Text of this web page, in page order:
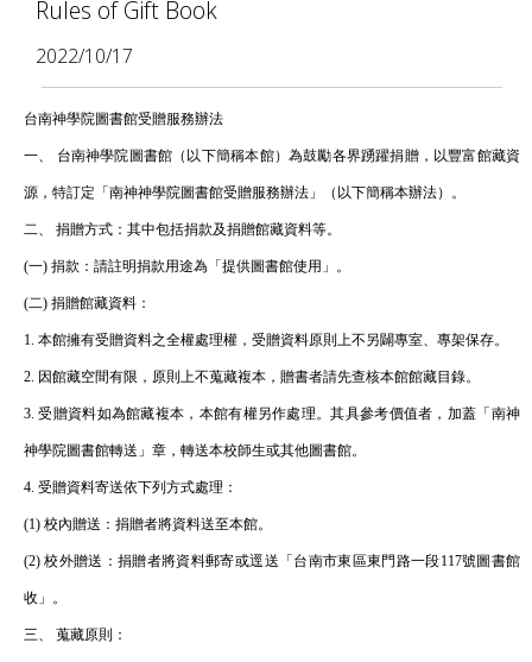
o
Rules of Gift Book
2022/10/17
台南神學院圖書館受贈服務辦法
一、 台南神學院圖書館（以下簡稱本館）為鼓勵各界踴躍捐贈，以豐富館藏資
源，特訂定「南神神學院圖書館受贈服務辦法」（以下簡稱本辦法）。
二、 捐贈方式：其中包括捐款及捐贈館藏資料等。
(一) 捐款：請註明捐款用途為「提供圖書館使用」。
(二) 捐贈館藏資料：
1. 本館擁有受贈資料之全權處理權，受贈資料原則上不另闢專室、專架保存。
2. 因館藏空間有限，原則上不蒐藏複本，贈書者請先查核本館館藏目錄。
3. 受贈資料如為館藏複本，本館有權另作處理。其具參考價值者，加蓋「南神
神學院圖書館轉送」章，轉送本校師生或其他圖書館。
4. 受贈資料寄送依下列方式處理：
(1) 校內贈送：捐贈者將資料送至本館。
(2) 校外贈送：捐贈者將資料郵寄或逕送「台南市東區東門路一段117號圖書館
收」。
三、 蒐藏原則：